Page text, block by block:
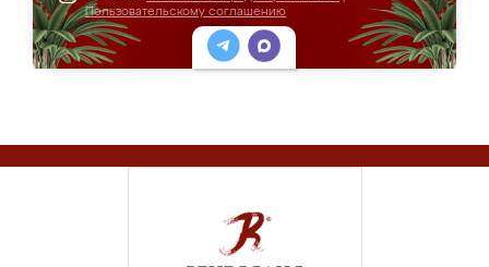
Пользовательскому соглашению